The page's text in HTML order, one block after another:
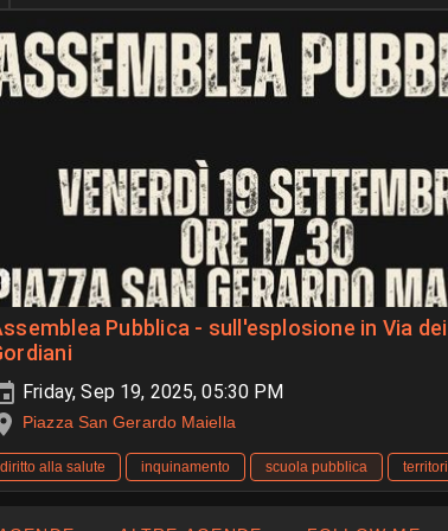
Pubblica - sull'esplosione in Via dei
Friday, Sep 19, 2025, 05:30 PM
Piazza San Gerardo Maiella
diritto alla salute inquinamento scuola pubblica territori